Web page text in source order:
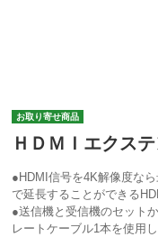
お取り寄せ商品
ＨＤＭＩエクス
●HDMI信号を4K解像度な
で延長することができる
●送信機と受信機のセット
レートケーブル1本を使用